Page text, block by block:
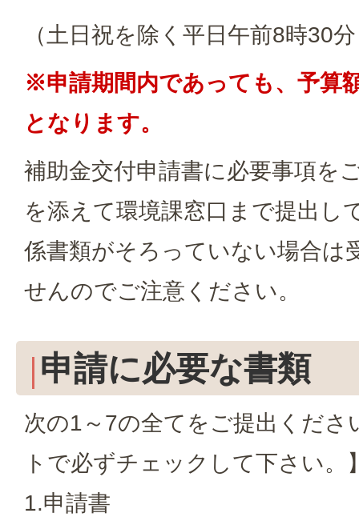
（土日祝を除く平日午前8時30
※申請期間内であっても、予算
となります。
補助金交付申請書に必要事項を
を添えて環境課窓口まで提出し
係書類がそろっていない場合は
せんのでご注意ください。
申請に必要な書類
次の1～7の全てをご提出くださ
トで必ずチェックして下さい。
1.申請書